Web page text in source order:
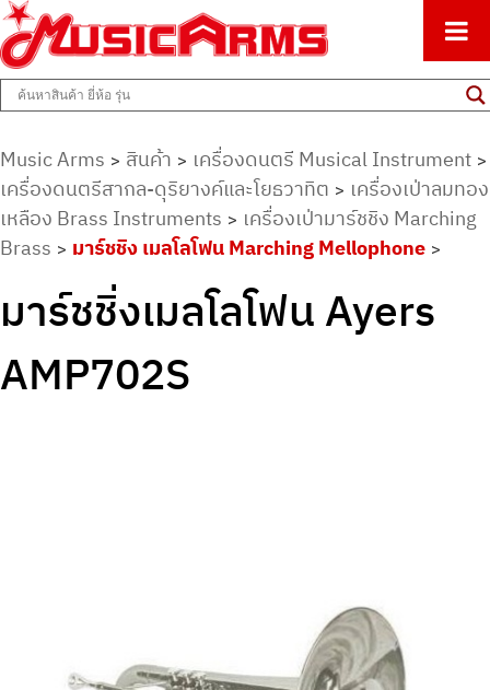
Music Arms
ศูนย์รวมครื่องดนตรีทุกชนิด ตั้งแต่เริ่มต้นถึงมืออาชีพ
Music Arms > สินค้า > เครื่องดนตรี Musical Instrument >
เครื่องดนตรีสากล-ดุริยางค์และโยธวาทิต > เครื่องเป่าลมทอง
เหลือง Brass Instruments > เครื่องเป่ามาร์ชชิง Marching
Brass > มาร์ชชิง เมลโลโฟน Marching Mellophone >
มาร์ชชิ่งเมลโลโฟน Ayers
AMP702S